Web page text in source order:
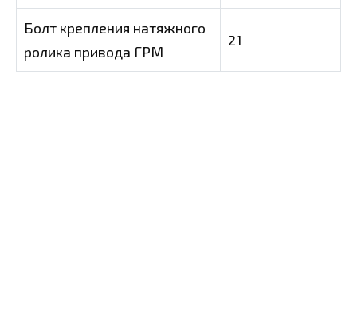
Болт крепления натяжного
ролика привода ГРМ
21